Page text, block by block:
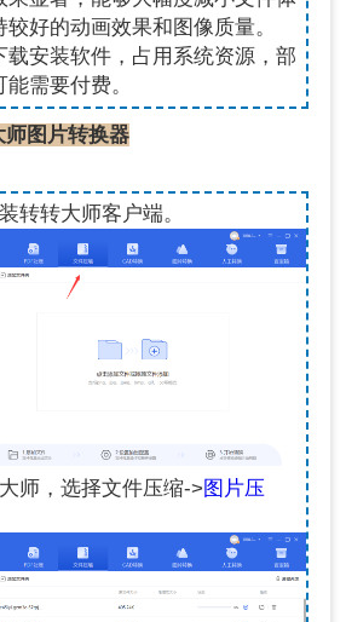
好的动画效果和图像质量。
载安装软件，占用系统资源，部
需要付费。
师图片转换器
转转大师客户端。
师，选择文件压缩->图片压